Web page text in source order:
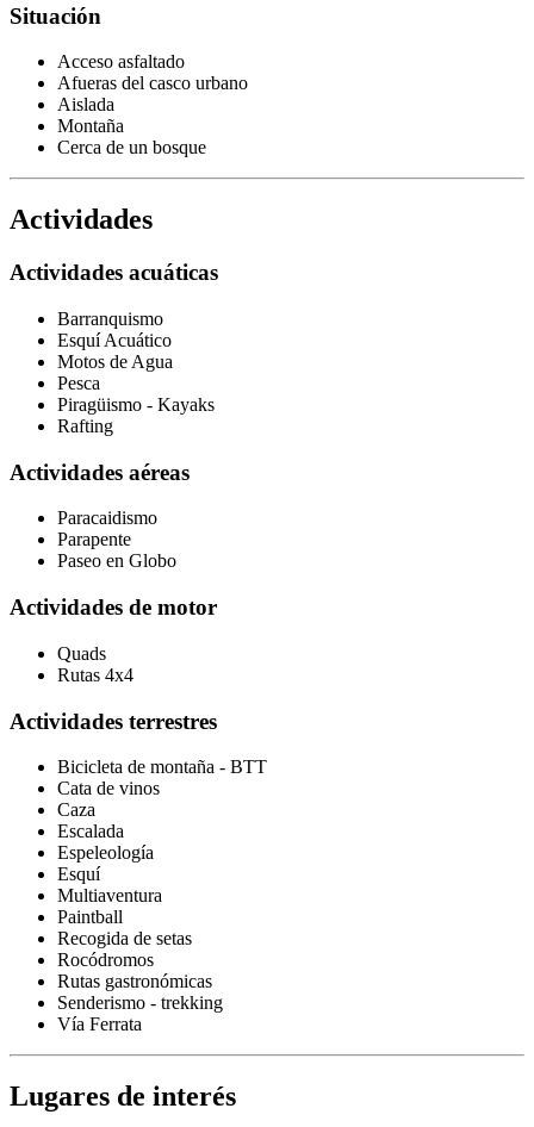
Situación
Acceso asfaltado
Afueras del casco urbano
Aislada
Montaña
Cerca de un bosque
Actividades
Actividades acuáticas
Barranquismo
Esquí Acuático
Motos de Agua
Pesca
Piragüismo - Kayaks
Rafting
Actividades aéreas
Paracaidismo
Parapente
Paseo en Globo
Actividades de motor
Quads
Rutas 4x4
Actividades terrestres
Bicicleta de montaña - BTT
Cata de vinos
Caza
Escalada
Espeleología
Esquí
Multiaventura
Paintball
Recogida de setas
Rocódromos
Rutas gastronómicas
Senderismo - trekking
Vía Ferrata
Lugares de interés